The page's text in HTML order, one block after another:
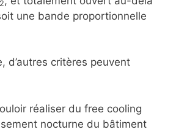
2
une bande proportionnelle
d’autres critères peuvent
réaliser du free cooling
nocturne du bâtiment